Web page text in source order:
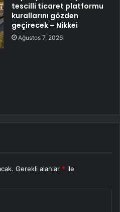
tescilli ticaret platformu
kurallarını gözden
geçirecek – Nikkei
Ağustos 7, 2026
Gerekli alanlar * ile